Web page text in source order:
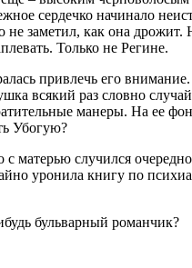
сердечко начинало
не заметил, как она
Только не Регине.
привлечь его
всякий раз словно
манеры. На ее
Убогую?
случился
уронила книгу по
бульварный романчик?